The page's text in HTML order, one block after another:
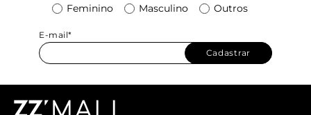
Feminino Masculino Outros
E-mail*
Cadastrar